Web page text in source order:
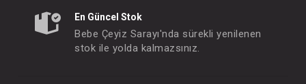
En Güncel Stok
Bebe Çeyiz Sarayı'nda sürekli yenilenen
stok ile yolda kalmazsınız.